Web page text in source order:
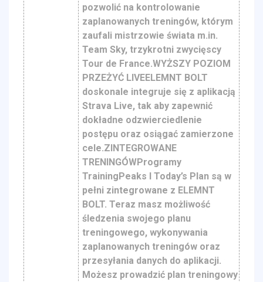
pozwolić na kontrolowanie
zaplanowanych treningów, którym
zaufali mistrzowie świata m.in.
Team Sky, trzykrotni zwycięscy
Tour de France.WYŻSZY POZIOM
PRZEŻYĆ LIVEELEMNT BOLT
doskonale integruje się z aplikacją
Strava Live, tak aby zapewnić
dokładne odzwierciedlenie
postępu oraz osiągać zamierzone
cele.ZINTEGROWANE
TRENINGÓWProgramy
TrainingPeaks I Today’s Plan są w
pełni zintegrowane z ELEMNT
BOLT. Teraz masz możliwość
śledzenia swojego planu
treningowego, wykonywania
zaplanowanych treningów oraz
przesyłania danych do aplikacji.
Możesz prowadzić plan treningowy